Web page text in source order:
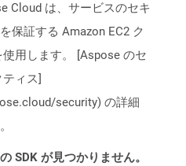
Cloud は、サービスのセキ
保証する Amazon EC2 ク
用します。 [Aspose のセ
ィス]
security) の詳細
SDK が見つかりません。